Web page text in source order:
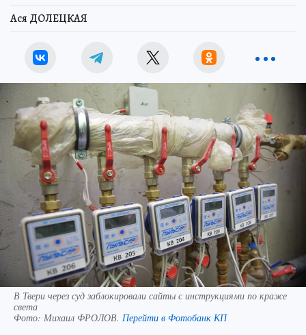
Ася ДОЛЕЦКАЯ
В Твери через суд заблокировали сайты с инструкциями по краже
света
Фото: Михаил ФРОЛОВ. Перейти в Фотобанк КП